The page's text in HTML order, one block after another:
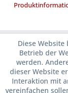
Diese
Betrieb der
werden.
dieser Website
Interaktion mit
vereinfachen